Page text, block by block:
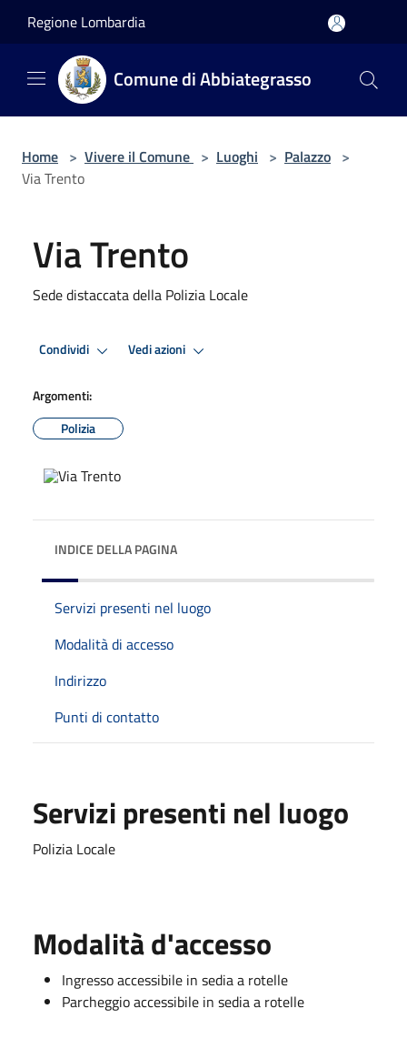
Regione Lombardia
Comune di Abbiategrasso
Home > Vivere il Comune > Luoghi > Palazzo >
Via Trento
Via Trento
Sede distaccata della Polizia Locale
Condividi Vedi azioni
Argomenti:
Polizia
INDICE DELLA PAGINA
Servizi presenti nel luogo
Modalità di accesso
Indirizzo
Punti di contatto
Servizi presenti nel luogo
Polizia Locale
Modalità d'accesso
Ingresso accessibile in sedia a rotelle
Parcheggio accessibile in sedia a rotelle